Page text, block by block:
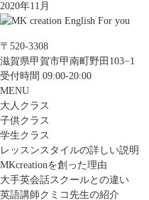
2020年11月
〒520-3308
滋賀県甲賀市甲南町野田103−1
受付時間 09:00-20:00
MENU
大人クラス
子供クラス
学生クラス
レッスンスタイルの詳しい説明
MKcreationを創った理由
大手英会話スクールとの違い
英語講師クミコ先生の紹介